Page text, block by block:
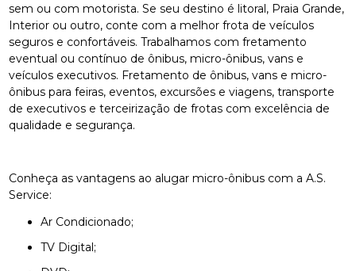
sem ou com motorista. Se seu destino é litoral, Praia Grande,
Interior ou outro, conte com a melhor frota de veículos
seguros e confortáveis. Trabalhamos com fretamento
eventual ou contínuo de ônibus, micro-ônibus, vans e
veículos executivos. Fretamento de ônibus, vans e micro-
ônibus para feiras, eventos, excursões e viagens, transporte
de executivos e terceirização de frotas com excelência de
qualidade e segurança.
Conheça as vantagens ao alugar micro-ônibus com a A.S.
Service:
Ar Condicionado;
TV Digital;